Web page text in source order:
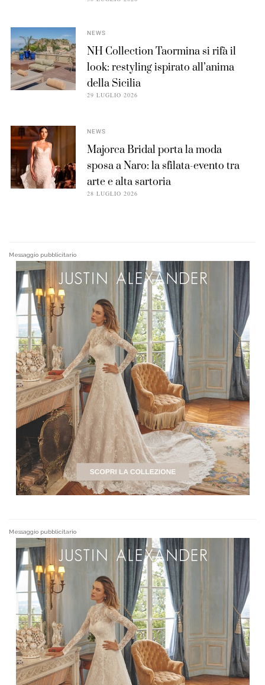
NEWS
NH Collection Taormina si rifà il
look: restyling ispirato all’anima
della Sicilia
29 LUGLIO 2026
NEWS
Majorca Bridal porta la moda
sposa a Naro: la sfilata-evento tra
arte e alta sartoria
28 LUGLIO 2026
Messaggio pubblicitario
Messaggio pubblicitario